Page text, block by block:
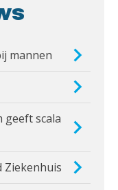
mannen
geeft scala
Ziekenhuis